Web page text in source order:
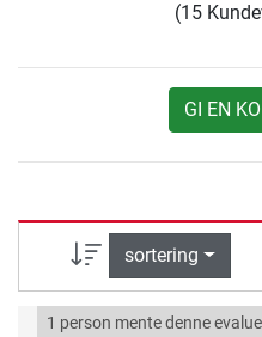
(15
GI EN
sortering
1 person mente denne